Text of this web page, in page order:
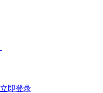
立即登录